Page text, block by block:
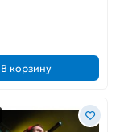
В корзину